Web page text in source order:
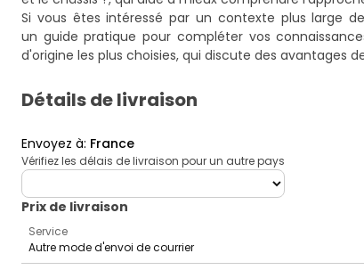
Si vous êtes intéressé par un contexte plus large
un guide pratique pour compléter vos
d'origine les plus choisies, qui discute des avantages
Détails de livraison
Envoyez à: France
Vérifiez les délais de livraison pour un autre pays
deliveryCountry
Prix ​​de livraison
Service
Autre mode d'envoi de courrier